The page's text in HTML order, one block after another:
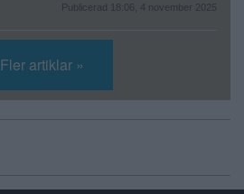
Publicerad 18:06, 4 november 2025
Fler artiklar »